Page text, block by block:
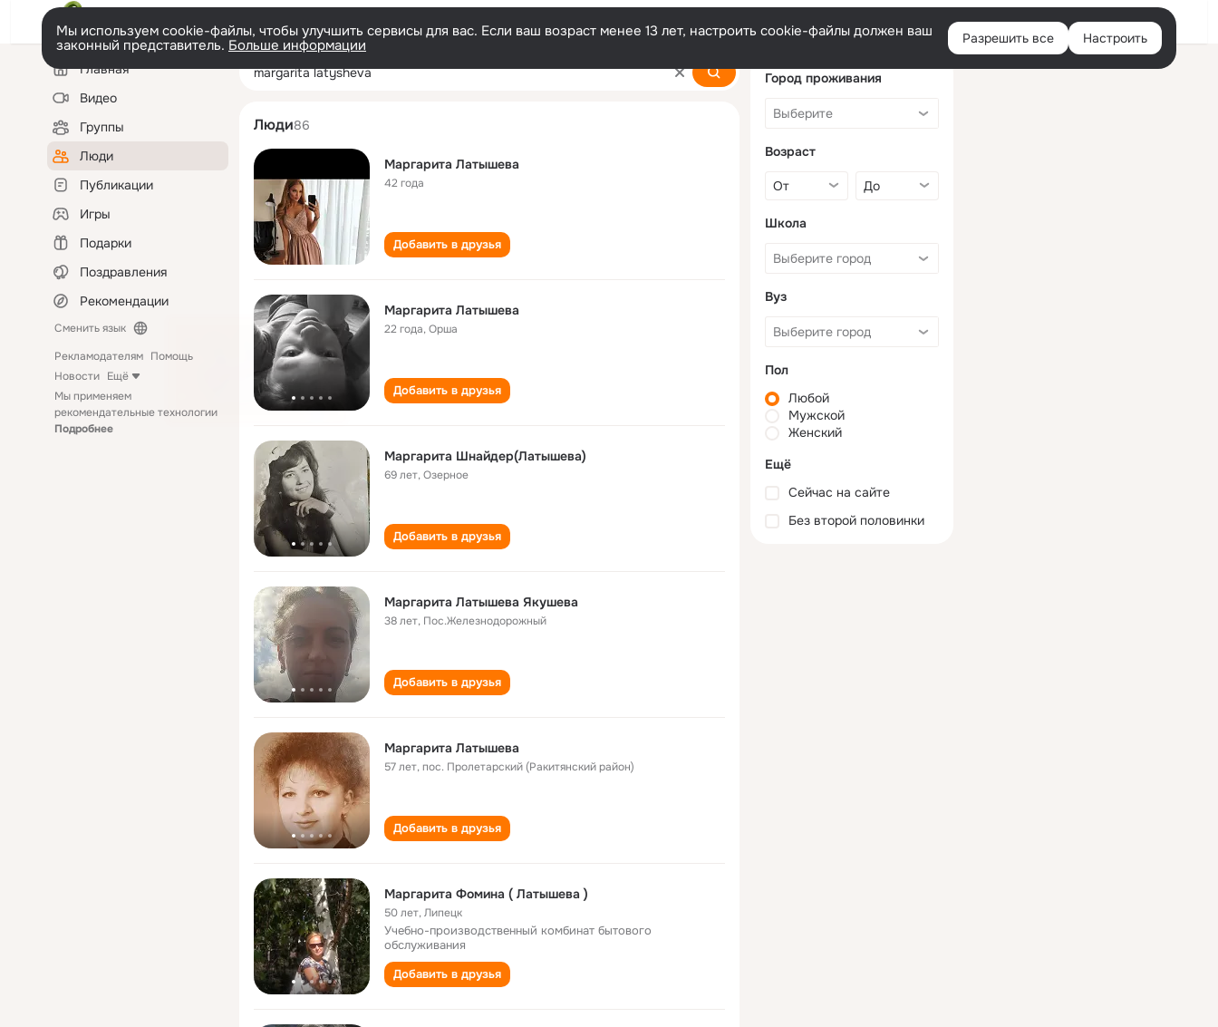
Войти
Мы используем cookie-файлы, чтобы улучшить сервисы для вас. Если ваш возраст менее 13 лет, настроить cookie-файлы должен ваш
законный представитель. Больше информации Разрешить все Настроить
Левая
колонкаГлавная
Видео
Группы
Люди
Публикации
Игры
Подарки
Поздравления
Рекомендации
Сменить язык
Рекламодателям Помощь
Новости Ещё
Мы применяем
рекомендательные технологии
Подробнее
margarita latysheva
Люди86
Маргарита Латышева
42 года
Добавить в друзья
Маргарита Латышева
22 года,Орша
Добавить в друзья
Маргарита Шнайдер(Латышева)
69 лет,Озерное
Добавить в друзья
Маргарита Латышева Якушева
38 лет, Пос.Железнодорожный
Добавить в друзья
Маргарита Латышева
57 лет,пос. Пролетарский (Ракитянский район)
Добавить в друзья
Маргарита Фомина ( Латышева )
50 лет,Липецк
Учебно-производственный комбинат бытового
обслуживания
Добавить в друзья
Город проживания
Возраст
Школа
Вуз
Пол
Любой
Мужской
Женский
Ещё
Сейчас на сайте
Без второй половинки